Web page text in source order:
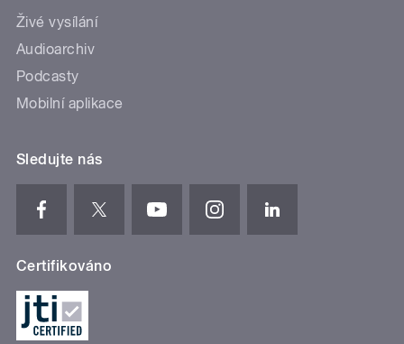
Živé vysílání
Audioarchiv
Podcasty
Mobilní aplikace
Sledujte nás
Certifikováno